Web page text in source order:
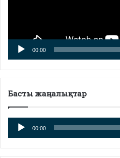
00:00
Басты жаңалықтар
Аудиоплеер
00:00